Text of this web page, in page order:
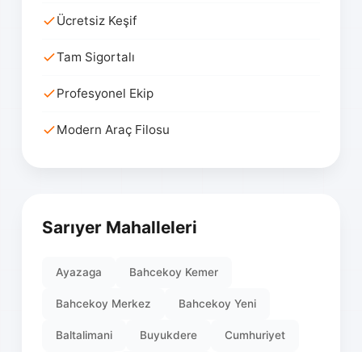
Ücretsiz Keşif
Tam Sigortalı
Profesyonel Ekip
Modern Araç Filosu
Sarıyer Mahalleleri
Ayazaga Bahcekoy Kemer
Bahcekoy Merkez Bahcekoy Yeni
Baltalimani Buyukdere Cumhuriyet